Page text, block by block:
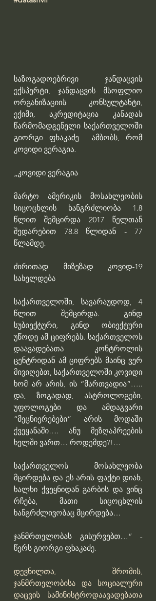
საზოგადოებრივი ჯანდაცვის
ექსპერტი, ჯანდაცვის მსოფლიო
ორგანიზაციის კონსულტანტი,
ექიმი, აკრედიტაცია კანადას
წარმომადგენელი საქართველოში
გიორგი ფხაკაძე  ამბობს, რომ
კოვიდი ვერაგია.
„კოვიდი ვერაგია
მარტო ამერიკის მოსახლეობის
სიცოცხლის ხანგრძლიობა 1.8
წლით შემცირდა 2017 წელთან
შედარებით 78.8 წლიდან - 77
წლამდე.
ძირითად მიზეზად კოვიდ-19
სახელდება
საქართველოში, სავარაუდოდ, 4
წლით შემცირდა. გინდ
სუბიექტური, გინდ ობიექტური
უწოდე ამ ციფრებს. საქართველოს
დაავადებათა კონტროლის
ცენტრიდან ამ ციფრებს მაინც ვერ
მივიღებთ, საქართველოში კოვიდი
ხომ არ არის, ის “მართვადია”…..
და, ზოგადად, ასტროლოგები,
უფოლოგები და ამდაგვარი
“მეცნიერებები” არის მოდაში
ქვეყანაში…. ანუ მეზღაპრეების
ხელში ვართ… როდემდე?!…
საქართველოს მოსახლეობა
მცირდება და ეს არის ფაქტი დიახ,
ხალხი ქვეყნიდან გარბის და ვინც
რჩება, მათი სიცოცხლის
ხანგრძლივობაც მცირდება…
ჯანმრთელობას გისურვებთ…“ -
წერს გიორგი ფხაკაძე.
დევნილთა, შრომის,
ჯანმრთელობისა და სოციალური
დაცვის სამინისტროდაავადებათა